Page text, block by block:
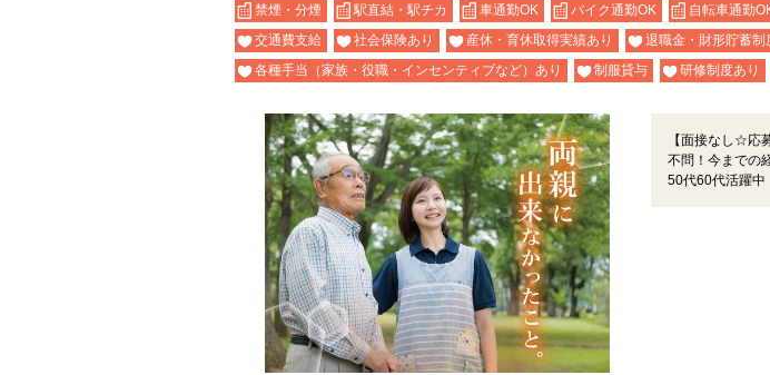
禁煙・分煙
駅直結・駅チカ 車通勤OK バイク通勤OK 自転車通勤
交通費支給
社会保険あり 産休・育休取得実績あり
退職金・財形貯蓄制
各種手当（家族・役職・インセンティブなど）あり
制服貸与 研修制度あり
【面接なし☆応
不問！今までの
50代60代活躍中